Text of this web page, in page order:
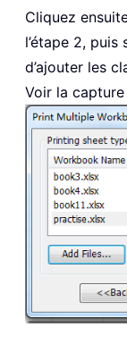
Cliquez
l’étape 2,
d’ajouter les
Voir la capture